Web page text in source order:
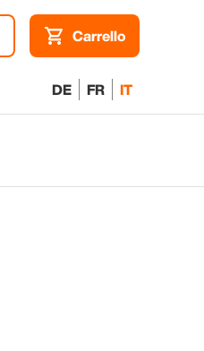
Carrello
DE FR IT